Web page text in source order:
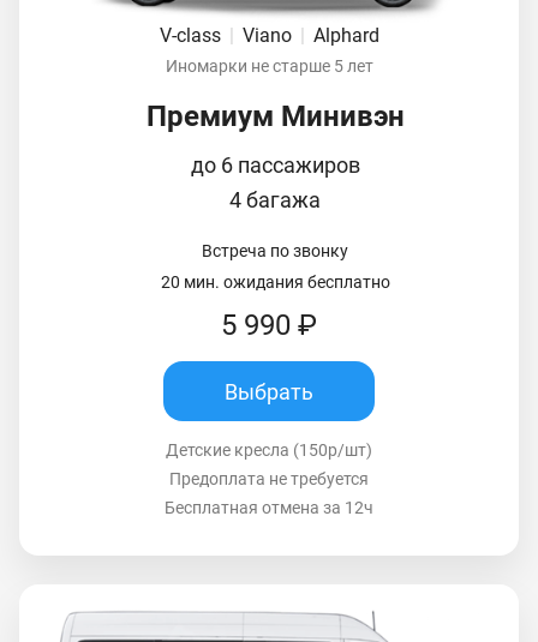
V-class Viano Alphard
Иномарки не старше 5 лет
Премиум Минивэн
до 6 пассажиров
4 багажа
Встреча по звонку
20 мин. ожидания бесплатно
5 990 ₽
Выбрать
Детские кресла (150р/шт)
Предоплата не требуется
Бесплатная отмена за 12ч